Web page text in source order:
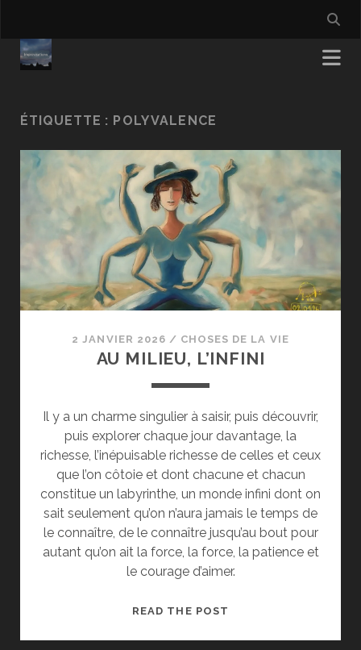
ÉTIQUETTE : POLYVALENCE
2 JANVIER 2026 / CHOSES DE LA VIE
AU MILIEU, L’INFINI
Il y a un charme singulier à saisir, puis découvrir,
puis explorer chaque jour davantage, la
richesse, l’inépuisable richesse de celles et ceux
que l’on côtoie et dont chacune et chacun
constitue un labyrinthe, un monde infini dont on
sait seulement qu’on n’aura jamais le temps de
le connaître, de le connaître jusqu’au bout pour
autant qu’on ait la force, la force, la patience et
le courage d’aimer.
READ THE POST